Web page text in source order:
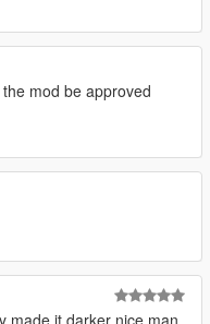
mod be approved